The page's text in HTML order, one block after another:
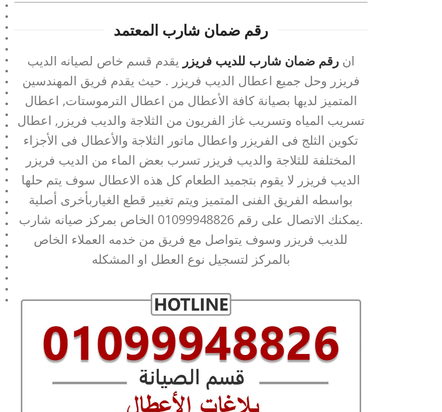
رقم ضمان شارب المعتمد
انرقم ضمان شارب للديب فريزر يقدم قسم خاص لصيانه الديب
فريزر وحل جميع اعطال الديب فريزر . حيث يقدم فريق المهندسين
المتميز لديها بصيانة كافة الأعطال من اعطال الترموستات, اعطال
تسريب المياه وتسريب غاز الفريون من الثلاجة والديب فريزر, اعطال
تكوين الثلج فى الفريزر واعطال ماتور الثلاجة والأعطال فى الأجزاء
المختلفة للثلاجة والديب فريزر تسرب بعض الماء من الديب فريزر
الديب فريزر لا يقوم بتجميد الطعام كل هذه الاعطال سوف يتم حلها
بواسطه الفريق الفنى المتميز ويتم تغيير قطع الغياربأخرى أصلية
.يمكنك الاتصال على رقم 01099948826 الخاص بمركز صيانه شارب
للديب فريزر وسوف يتواصل مع فريق من خدمه العملاء الخاص
بالمركز لتسجيل نوع العطل او المشكله